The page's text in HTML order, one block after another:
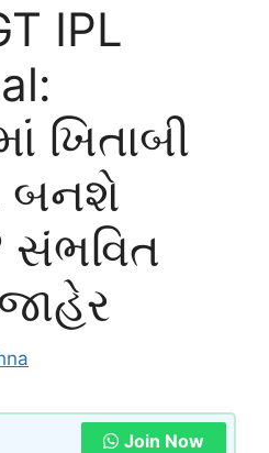
IPL
ખિતાબી
બનશે
સંભવિત
Join Now